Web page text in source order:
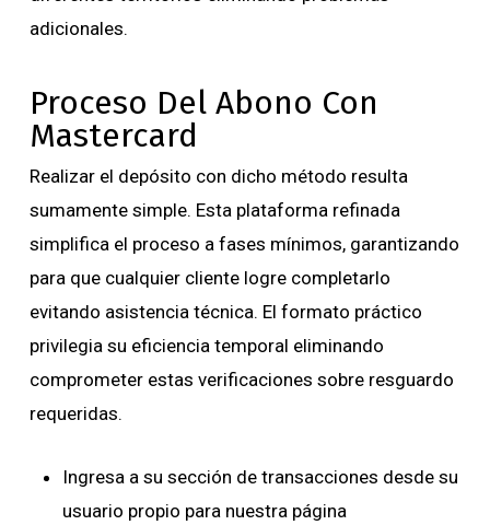
adicionales.
Proceso Del Abono Con
Mastercard
Realizar el depósito con dicho método resulta
sumamente simple. Esta plataforma refinada
simplifica el proceso a fases mínimos, garantizando
para que cualquier cliente logre completarlo
evitando asistencia técnica. El formato práctico
privilegia su eficiencia temporal eliminando
comprometer estas verificaciones sobre resguardo
requeridas.
Ingresa a su sección de transacciones desde su
usuario propio para nuestra página